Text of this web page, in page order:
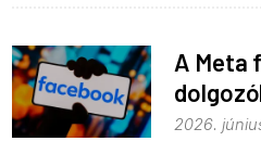
A Meta
2026.